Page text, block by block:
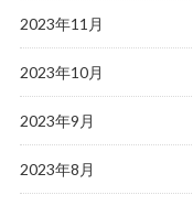
2023年11月
2023年10月
2023年9月
2023年8月